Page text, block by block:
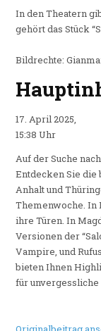
In den Theatern
gehört das Stück
Bildrechte:
17. April 2025,
15:38 Uhr
Auf der Suche
Entdecken Sie die
Anhalt und
Themenwoche. In
ihre Türen. In
Versionen der
Vampire, und
bieten Ihnen
für